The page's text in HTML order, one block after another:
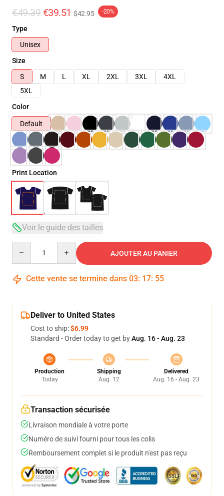
€49.39 €39.51 $42.95 -20%
Type
Unisex
Size
S
M L XL 2XL 3XL
4XL
5XL
Color
Default
Print Location
Voir le guide des tailles
AJOUTER AU PANIER
Cette vente se termine dans 03: 17: 54
Deliver to United States
Cost to ship:$6.99
Standard - Order today to get byAug. 16 - Aug. 23
Production
Today
Shipping
Aug. 12
Delivered
Aug. 16 - Aug. 23
Transaction sécurisée
Livraison mondiale à votre porte
Numéro de suivi fourni pour tous les colis
Remboursement complet si le produit n'est pas reçu